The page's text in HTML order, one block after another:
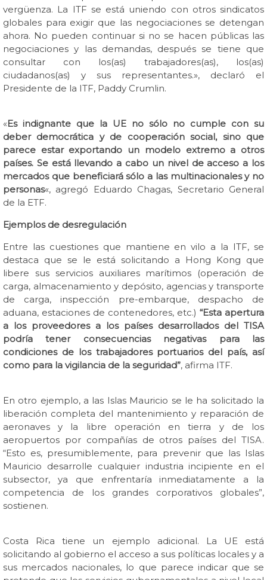
vergüenza. La ITF se está uniendo con otros sindicatos
globales para exigir que las negociaciones se detengan
ahora. No pueden continuar si no se hacen públicas las
negociaciones y las demandas, después se tiene que
consultar con los(as) trabajadores(as), los(as)
ciudadanos(as) y sus representantes.», declaró el
Presidente de la ITF, Paddy Crumlin.
«Es indignante que la UE no sólo no cumple con su
deber democrática y de cooperación social, sino que
parece estar exportando un modelo extremo a otros
países. Se está llevando a cabo un nivel de acceso a los
mercados que beneficiará sólo a las multinacionales y no
personas«, agregó Eduardo Chagas, Secretario General
de la ETF.
Ejemplos de desregulación
Entre las cuestiones que mantiene en vilo a la ITF, se
destaca que se le está solicitando a Hong Kong que
libere sus servicios auxiliares marítimos (operación de
carga, almacenamiento y depósito, agencias y transporte
de carga, inspección pre-embarque, despacho de
aduana, estaciones de contenedores, etc.) “Esta apertura
a los proveedores a los países desarrollados del TISA
podría tener consecuencias negativas para las
condiciones de los trabajadores portuarios del país, así
como para la vigilancia de la seguridad”, afirma ITF.
En otro ejemplo, a las Islas Mauricio se le ha solicitado la
liberación completa del mantenimiento y reparación de
aeronaves y la libre operación en tierra y de los
aeropuertos por compañías de otros países del TISA.
“Esto es, presumiblemente, para prevenir que las Islas
Mauricio desarrolle cualquier industria incipiente en el
subsector, ya que enfrentaría inmediatamente a la
competencia de los grandes corporativos globales”,
sostienen.
Costa Rica tiene un ejemplo adicional. La UE está
solicitando al gobierno el acceso a sus políticas locales y a
sus mercados nacionales, lo que parece indicar que se